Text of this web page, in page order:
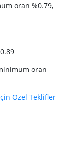
oran %0.79,
oran
Özel Teklifler